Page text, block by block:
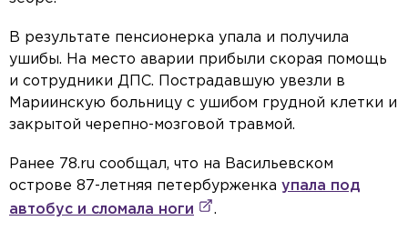
В результате пенсионерка упала и получила
ушибы. На место аварии прибыли скорая помощь
и сотрудники ДПС. Пострадавшую увезли в
Мариинскую больницу с ушибом грудной клетки и
закрытой черепно-мозговой травмой.
Ранее 78.ru сообщал, что на Васильевском
острове 87-летняя петербурженка упала под
автобус и сломала ноги
.